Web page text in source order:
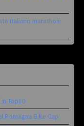
italiano marathon
Top10
Bike Cup